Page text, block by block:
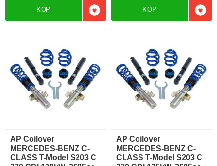
Lägg till i favoriter
KÖP KÖP
AP Coilover
MERCEDES-BENZ C-
CLASS T-Model S203 C
AP Coilover
MERCEDES-BENZ C-
CLASS T-Model S203 C